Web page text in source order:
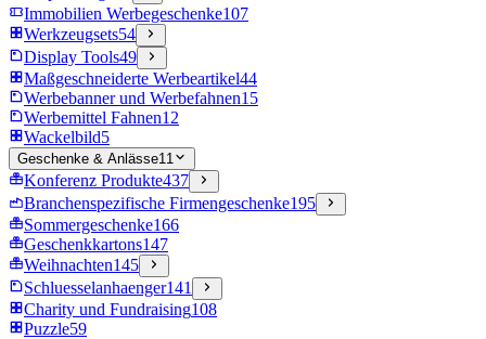
Immobilien Werbegeschenke107
Werkzeugsets54
Display Tools49
Maßgeschneiderte Werbeartikel44
Werbebanner und Werbefahnen15
Werbemittel Fahnen12
Wackelbild5
Geschenke & Anlässe11
Konferenz Produkte437
Branchenspezifische Firmengeschenke195
Sommergeschenke166
Geschenkkartons147
Weihnachten145
Schluesselanhaenger141
Charity und Fundraising108
Puzzle59